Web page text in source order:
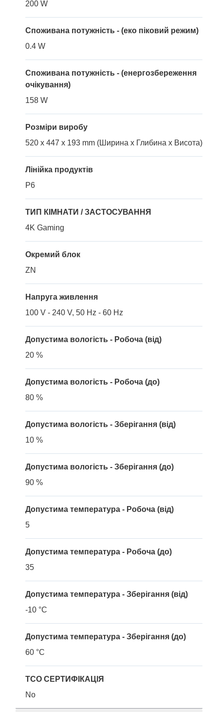
200 W
Споживана потужність - (еко піковий режим)
0.4 W
Споживана потужність - (енергозбереження
очікування)
158 W
Розміри виробу
520 x 447 x 193 mm (Ширина x Глибина x Висота)
Лінійка продуктів
P6
ТИП КІМНАТИ / ЗАСТОСУВАННЯ
4K Gaming
Окремий блок
ZN
Напруга живлення
100 V - 240 V, 50 Hz - 60 Hz
Допустима вологість - Робоча (від)
20 %
Допустима вологість - Робоча (до)
80 %
Допустима вологість - Зберігання (від)
10 %
Допустима вологість - Зберігання (до)
90 %
Допустима температура - Робоча (від)
5
Допустима температура - Робоча (до)
35
Допустима температура - Зберігання (від)
-10 °C
Допустима температура - Зберігання (до)
60 °C
TCO СЕРТИФІКАЦІЯ
No